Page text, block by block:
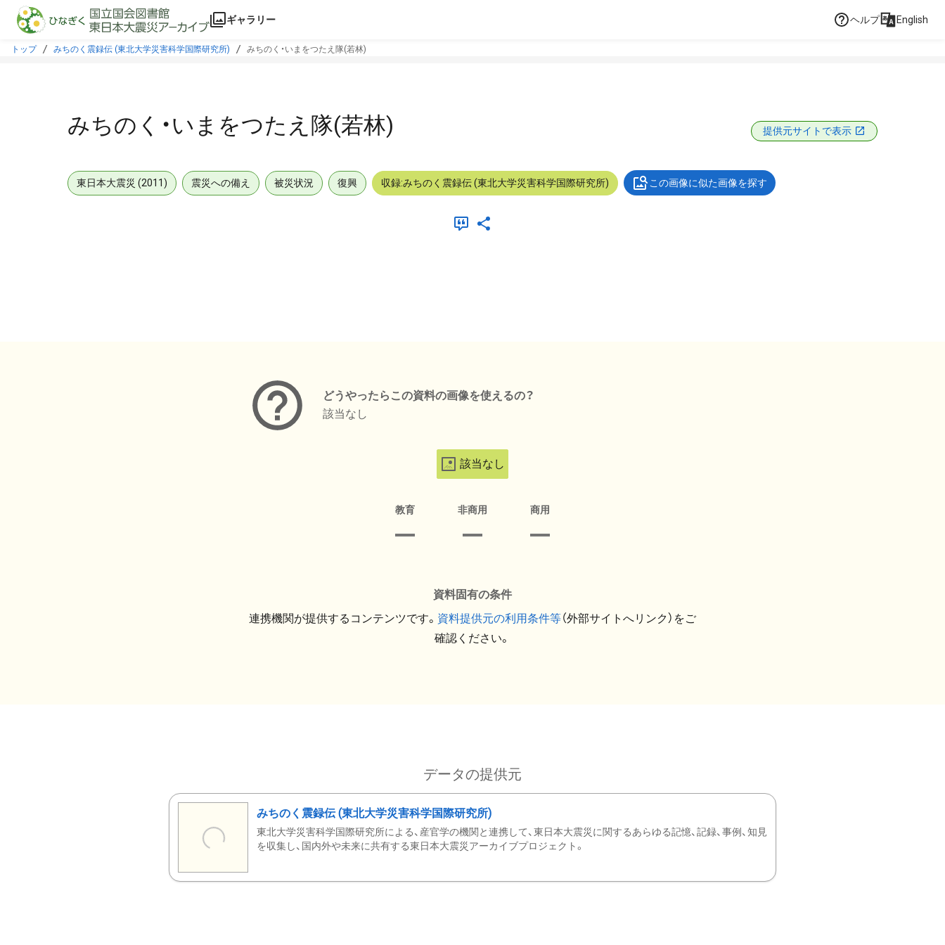
本文に飛ぶ
ギャラリー ヘルプ English
トップ みちのく震録伝 (東北大学災害科学国際研究所) みちのく・いまをつたえ隊(若林)
みちのく・いまをつたえ隊(若林) 提供元サイトで表示
東日本大震災 (2011) 震災への備え 被災状況 復興 収録:みちのく震録伝 (東北大学災害科学国際研究所) この画像に似た画像を探す
どうやったらこの資料の画像を使えるの？
該当なし
該当なし
教育 非商用 商用
資料固有の条件
連携機関が提供するコンテンツです。 資料提供元の利用条件等（外部サイトへリンク）をご
確認ください。
データの提供元
みちのく震録伝 (東北大学災害科学国際研究所)
東北大学災害科学国際研究所による、産官学の機関と連携して、東日本大震災に関するあらゆる記憶、記録、事例、知見
を収集し、国内外や未来に共有する東日本大震災アーカイブプロジェクト。